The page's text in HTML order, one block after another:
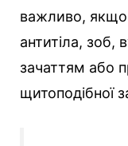
важливо, якщо
антитіла, зоб,
зачаттям або
щитоподібної